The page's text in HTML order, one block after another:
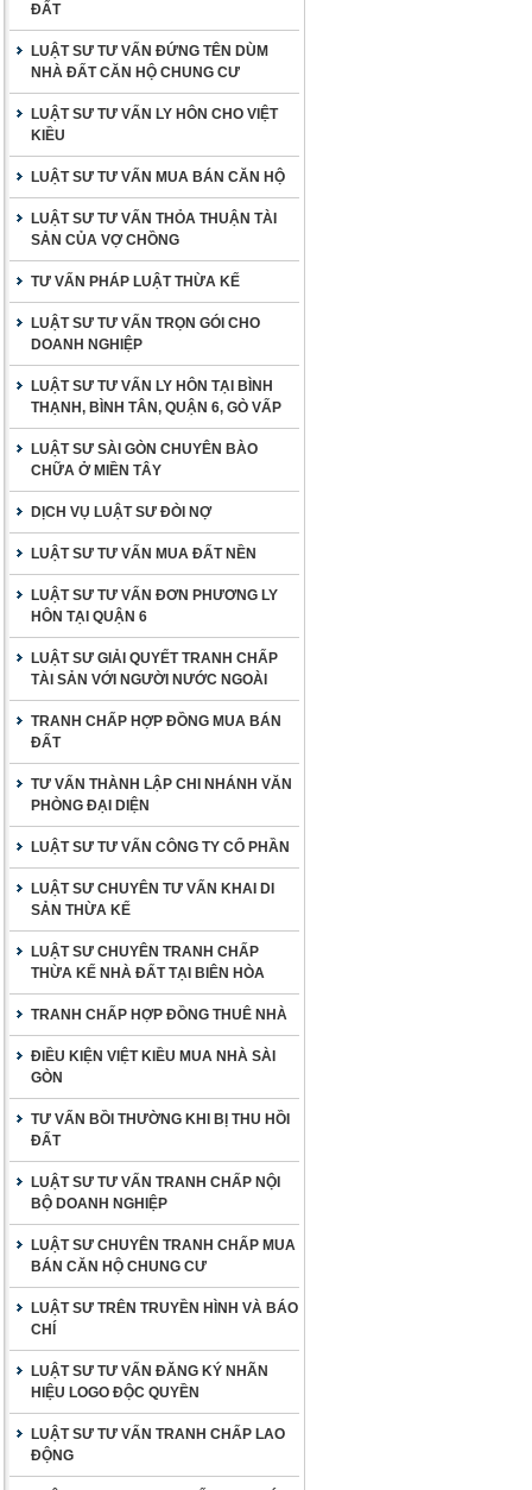
ĐẤT
LUẬT SƯ TƯ VẤN ĐỨNG TÊN DÙM
NHÀ ĐẤT CĂN HỘ CHUNG CƯ
LUẬT SƯ TƯ VẤN LY HÔN CHO VIỆT
KIỀU
LUẬT SƯ TƯ VẤN MUA BÁN CĂN HỘ
LUẬT SƯ TƯ VẤN THỎA THUẬN TÀI
SẢN CỦA VỢ CHỒNG
TƯ VẤN PHÁP LUẬT THỪA KẾ
LUẬT SƯ TƯ VẤN TRỌN GÓI CHO
DOANH NGHIỆP
LUẬT SƯ TƯ VẤN LY HÔN TẠI BÌNH
THẠNH, BÌNH TÂN, QUẬN 6, GÒ VẤP
LUẬT SƯ SÀI GÒN CHUYÊN BÀO
CHỮA Ở MIỀN TÂY
DỊCH VỤ LUẬT SƯ ĐÒI NỢ
LUẬT SƯ TƯ VẤN MUA ĐẤT NỀN
LUẬT SƯ TƯ VẤN ĐƠN PHƯƠNG LY
HÔN TẠI QUẬN 6
LUẬT SƯ GIẢI QUYẾT TRANH CHẤP
TÀI SẢN VỚI NGƯỜI NƯỚC NGOÀI
TRANH CHẤP HỢP ĐỒNG MUA BÁN
ĐẤT
TƯ VẤN THÀNH LẬP CHI NHÁNH VĂN
PHÒNG ĐẠI DIỆN
LUẬT SƯ TƯ VẤN CÔNG TY CỔ PHẦN
LUẬT SƯ CHUYÊN TƯ VẤN KHAI DI
SẢN THỪA KẾ
LUẬT SƯ CHUYÊN TRANH CHẤP
THỪA KẾ NHÀ ĐẤT TẠI BIÊN HÒA
TRANH CHẤP HỢP ĐỒNG THUÊ NHÀ
ĐIỀU KIỆN VIỆT KIỀU MUA NHÀ SÀI
GÒN
TƯ VẤN BỒI THƯỜNG KHI BỊ THU HỒI
ĐẤT
LUẬT SƯ TƯ VẤN TRANH CHẤP NỘI
BỘ DOANH NGHIỆP
LUẬT SƯ CHUYÊN TRANH CHẤP MUA
BÁN CĂN HỘ CHUNG CƯ
LUẬT SƯ TRÊN TRUYỀN HÌNH VÀ BÁO
CHÍ
LUẬT SƯ TƯ VẤN ĐĂNG KÝ NHÃN
HIỆU LOGO ĐỘC QUYỀN
LUẬT SƯ TƯ VẤN TRANH CHẤP LAO
ĐỘNG